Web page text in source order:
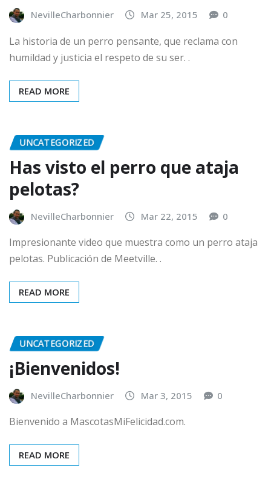
NevilleCharbonnier Mar 25, 2015 0
La historia de un perro pensante, que reclama con
humildad y justicia el respeto de su ser. .
READ MORE
UNCATEGORIZED
Has visto el perro que ataja
pelotas?
NevilleCharbonnier Mar 22, 2015 0
Impresionante video que muestra como un perro ataja
pelotas. Publicación de Meetville. .
READ MORE
UNCATEGORIZED
¡Bienvenidos!
NevilleCharbonnier Mar 3, 2015 0
Bienvenido a MascotasMiFelicidad.com.
READ MORE